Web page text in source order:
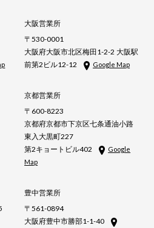
大阪営業所
〒530-0001
大阪府大阪市北区梅田1-2-2 大阪駅
前第2ビル12-12
Google Map
京都営業所
〒600-8223
京都府京都市下京区七条通油小路
東入大黒町227
第2キョートビル402
Google
Map
豊中営業所
〒561-0894
大阪府豊中市勝部1-1-40